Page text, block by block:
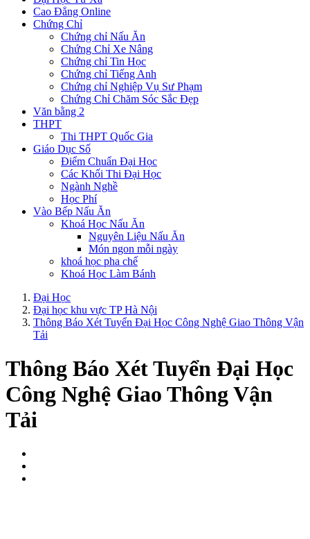
Cao Đẳng Online
Chứng Chỉ
Chứng chỉ Nấu Ăn
Chứng Chỉ Xe Nâng
Chứng chỉ Tin Học
Chứng chỉ Tiếng Anh
Chứng chỉ Nghiệp Vụ Sư Phạm
Chứng Chỉ Chăm Sóc Sắc Đẹp
Văn bằng 2
THPT
Thi THPT Quốc Gia
Giáo Dục Số
Điểm Chuẩn Đại Học
Các Khối Thi Đại Học
Ngành Nghề
Học Phí
Vào Bếp Nấu Ăn
Khoá Học Nấu Ăn
Nguyên Liệu Nấu Ăn
Món ngon mỗi ngày
khoá học pha chế
Khoá Học Làm Bánh
Đại Học
Đại học khu vực TP Hà Nội
Thông Báo Xét Tuyển Đại Học Công Nghệ Giao Thông Vận
Tải
Thông Báo Xét Tuyển Đại Học
Công Nghệ Giao Thông Vận
Tải